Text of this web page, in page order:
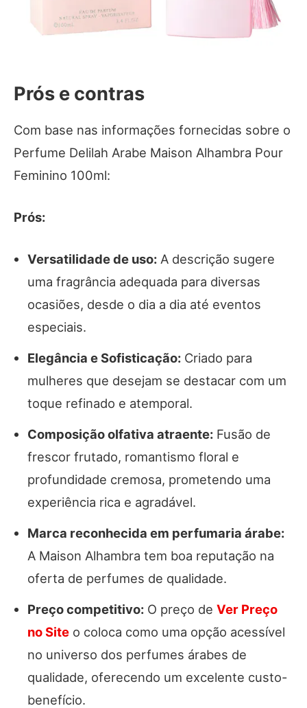
Prós e contras
Com base nas informações fornecidas sobre o
Perfume Delilah Arabe Maison Alhambra Pour
Feminino 100ml:
Prós:
Versatilidade de uso: A descrição sugere
uma fragrância adequada para diversas
ocasiões, desde o dia a dia até eventos
especiais.
Elegância e Sofisticação: Criado para
mulheres que desejam se destacar com um
toque refinado e atemporal.
Composição olfativa atraente: Fusão de
frescor frutado, romantismo floral e
profundidade cremosa, prometendo uma
experiência rica e agradável.
Marca reconhecida em perfumaria árabe:
A Maison Alhambra tem boa reputação na
oferta de perfumes de qualidade.
Preço competitivo: O preço de Ver Preço
no Site o coloca como uma opção acessível
no universo dos perfumes árabes de
qualidade, oferecendo um excelente custo-
benefício.